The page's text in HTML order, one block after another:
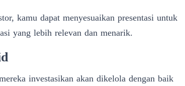
kamu dapat menyesuaikan presentasi untuk
yang lebih relevan dan menarik.
investasikan akan dikelola dengan baik